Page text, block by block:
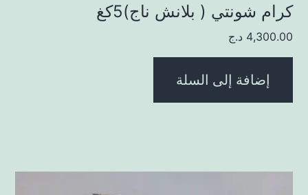
كرام شونتي ( بلانش ناج)5كغ
4,300.00 د.ج
إضافة إلى السلة